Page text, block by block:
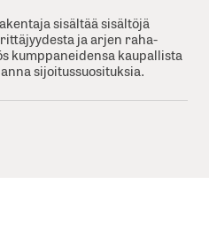
sisältää sisältöjä
ja arjen raha-
kumppaneidensa kaupallista
sijoitussuosituksia.